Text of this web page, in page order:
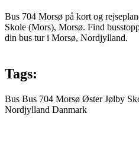
Bus 704 Morsø på kort og
Skole (Mors), Morsø. Find
din bus tur i Morsø, Nordjylland.
Tags:
Bus Bus 704 Morsø Øster Jølby
Nordjylland Danmark